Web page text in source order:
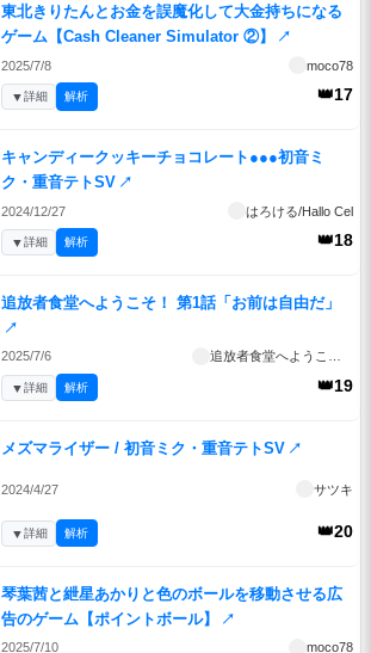
東北きりたんとお金を誤魔化して大金持ちになる
ゲーム【Cash Cleaner Simulator ②】
↗
2025/7/8 moco78
👑17
▼詳細 解析
キャンディークッキーチョコレート●●●初音ミ
ク・重音テトSV ↗
2024/12/27 はろける/Hallo Cel
👑18
▼詳細 解析
追放者食堂へようこそ！ 第1話「お前は自由だ」
↗
2025/7/6 追放者食堂へようこそ！
👑19
▼詳細 解析
メズマライザー / 初音ミク・重音テトSV ↗
2024/4/27 サツキ
👑20
▼詳細 解析
琴葉茜と紲星あかりと色のボールを移動させる広
告のゲーム【ポイントボール】
↗
2025/7/10 moco78